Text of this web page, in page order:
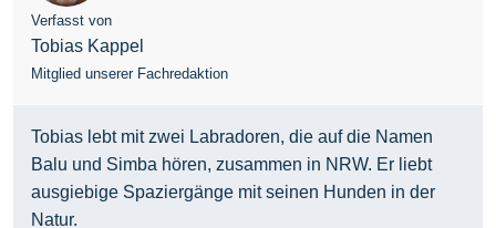
Verfasst von
Tobias Kappel
Mitglied unserer Fachredaktion
Tobias lebt mit zwei Labradoren, die auf die Namen
Balu und Simba hören, zusammen in NRW. Er liebt
ausgiebige Spaziergänge mit seinen Hunden in der
Natur.